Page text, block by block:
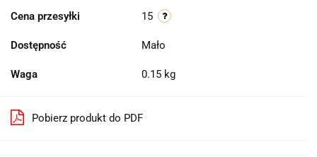
Cena przesyłki 15
Dostępność Mało
Waga 0.15 kg
Pobierz produkt do PDF